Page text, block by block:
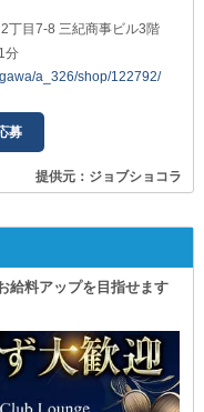
丁目7-8 三紀商事ビル3階
分
a_326/shop/122792/
募
提供元：ジョブショコラ
給料アップを目指せます